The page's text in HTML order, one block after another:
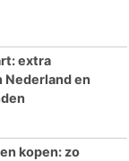
extra
en
kopen: zo